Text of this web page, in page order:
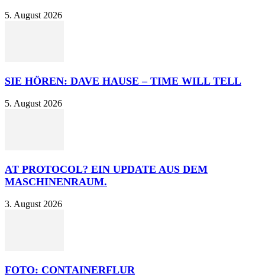
5. August 2026
SIE HÖREN: DAVE HAUSE – TIME WILL TELL
5. August 2026
AT PROTOCOL? EIN UPDATE AUS DEM
MASCHINENRAUM.
3. August 2026
FOTO: CONTAINERFLUR